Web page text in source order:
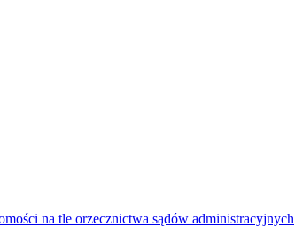
na tle orzecznictwa sądów administracyjnych